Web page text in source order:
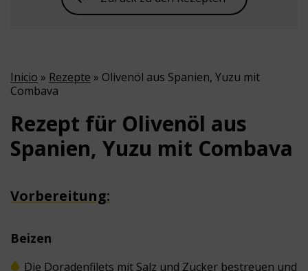
Inicio » Rezepte » Olivenöl aus Spanien, Yuzu mit
Combava
Rezept für Olivenöl aus
Spanien, Yuzu mit Combava
Vorbereitung:
Beizen
Die Doradenfilets mit Salz und Zucker bestreuen und